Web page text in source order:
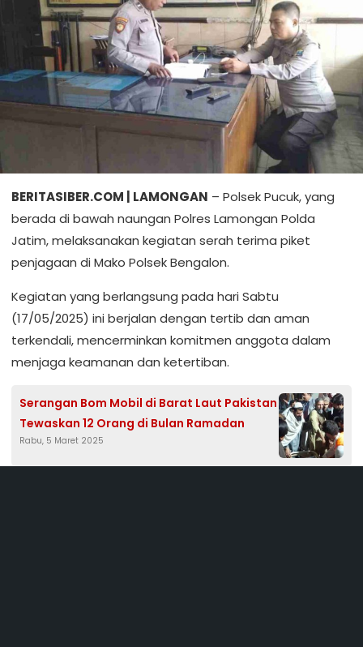
BERITASIBER.COM | LAMONGAN – Polsek Pucuk, yang
berada di bawah naungan Polres Lamongan Polda
Jatim, melaksanakan kegiatan serah terima piket
penjagaan di Mako Polsek Bengalon.
Kegiatan yang berlangsung pada hari Sabtu
(17/05/2025) ini berjalan dengan tertib dan aman
terkendali, mencerminkan komitmen anggota dalam
menjaga keamanan dan ketertiban.
Serangan Bom Mobil di Barat Laut Pakistan
Tewaskan 12 Orang di Bulan Ramadan
Rabu, 5 Maret 2025